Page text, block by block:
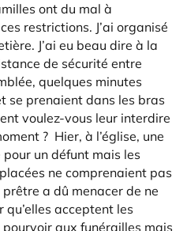
ont du mal à
restrictions. J’ai organisé
J’ai eu beau dire à la
de sécurité entre
quelques minutes
se prenaient dans les bras
voulez-vous leur interdire
? Hier, à l’église, une
un défunt mais les
ne comprenaient pas
prêtre a dû menacer de ne
acceptent les
aux funérailles mais